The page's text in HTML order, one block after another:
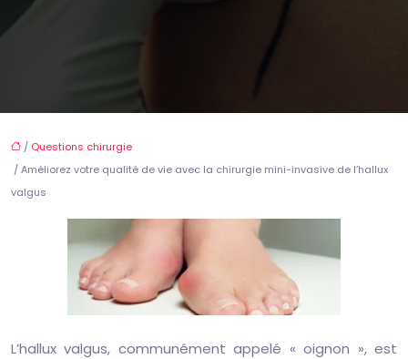
/ Questions chirurgie
/ Améliorez votre qualité de vie avec la chirurgie mini-invasive de l’hallux
valgus
L’hallux valgus, communément appelé « oignon », est